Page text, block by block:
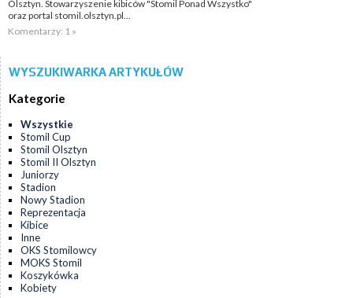
Olsztyn. Stowarzyszenie kibiców "Stomil Ponad Wszystko"
oraz portal stomil.olsztyn.pl...
Komentarzy: 1 »
WYSZUKIWARKA ARTYKUŁÓW
Kategorie
Wszystkie
Stomil Cup
Stomil Olsztyn
Stomil II Olsztyn
Juniorzy
Stadion
Nowy Stadion
Reprezentacja
Kibice
Inne
OKS Stomilowcy
MOKS Stomil
Koszykówka
Kobiety